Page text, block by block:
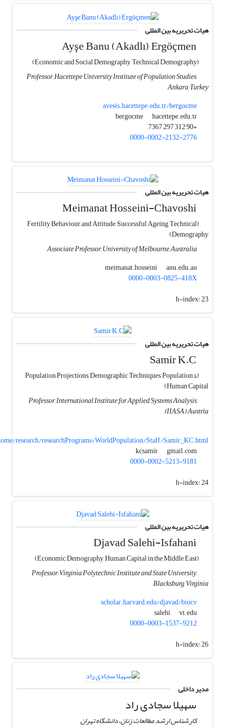
هیات تحریریه بین المللی
Ayşe Banu (Akadlı) Ergöçmen
(Economic and Social Demography, Technical Demography)
Professor, Hacettepe University Institute of Population Studies,
Ankara, Turkey
avesis.hacettepe.edu.tr/bergocme
bergocme
hacettepe.edu.tr
+90 312 297 7367
0000-0002-2132-2776
هیات تحریریه بین المللی
Meimanat Hosseini-Chavoshi
(Fertility Behaviour and Attitude, Successful Ageing, Technical
Demography)
Associate Professor, University of Melbourne, Australia
meimanat.hosseini
anu.edu.au
0000-0003-0825-418X
h-index:23
هیات تحریریه بین المللی
(Population Projections, Demographic Techniques, Population &
Human Capital)
Professor, International Institute for Applied Systems Analysis
(IIASA), Austria
research/researchPrograms/WorldPopulation/Staff/Samir_KC.html
kcsamir
gmail.com
0000-0002-5213-9181
h-index:24
هیات تحریریه بین المللی
Djavad Salehi-Isfahani
(Economic Demography, Human Capital in the Middle East)
Professor, Virginia Polytechnic Institute and State University,
Blacksburg, Virginia
scholar.harvard.edu/djavad/biocv
salehi
vt.edu
0000-0003-1537-9212
h-index:26
مدیر داخلی
سهیلا سجادی راد
کارشناس ارشد مطالعات زنان، دانشگاه تهران